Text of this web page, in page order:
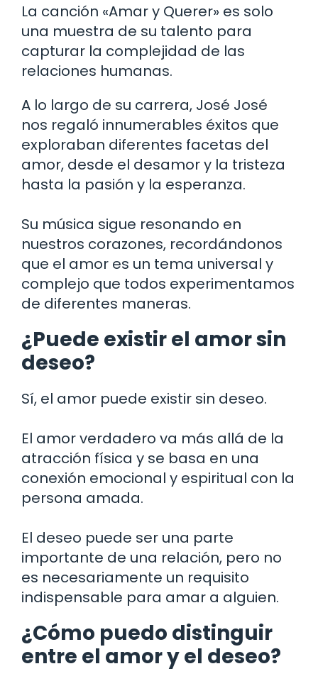
La canción «Amar y Querer» es solo
una muestra de su talento para
capturar la complejidad de las
relaciones humanas.
A lo largo de su carrera, José José
nos regaló innumerables éxitos que
exploraban diferentes facetas del
amor, desde el desamor y la tristeza
hasta la pasión y la esperanza.
Su música sigue resonando en
nuestros corazones, recordándonos
que el amor es un tema universal y
complejo que todos experimentamos
de diferentes maneras.
¿Puede existir el amor sin
deseo?
Sí, el amor puede existir sin deseo.
El amor verdadero va más allá de la
atracción física y se basa en una
conexión emocional y espiritual con la
persona amada.
El deseo puede ser una parte
importante de una relación, pero no
es necesariamente un requisito
indispensable para amar a alguien.
¿Cómo puedo distinguir
entre el amor y el deseo?